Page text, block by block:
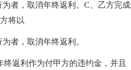
者，取消年终返利。C、乙方完成
将以
者，取消年终返利。
返利作为付甲方的违约金，并且